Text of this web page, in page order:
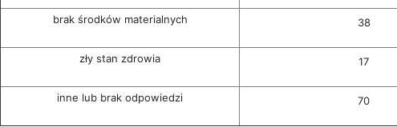
brak środków materialnych 38
zły stan zdrowia 17
inne lub brak odpowiedzi 70